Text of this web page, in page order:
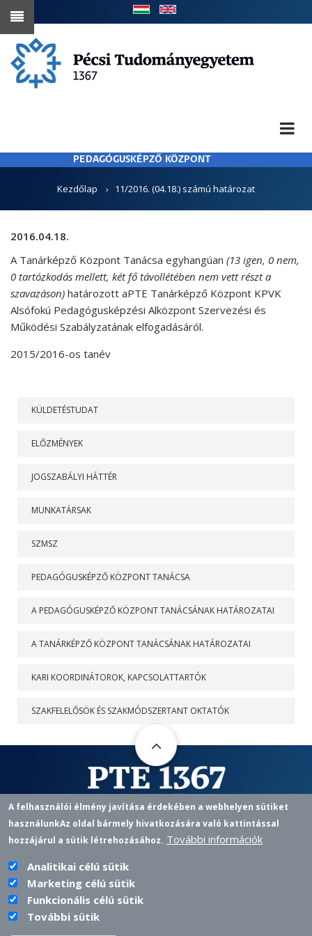
Ugrás
tartalomra
PEDAGÓGUSKÉPZŐ KÖZPONT
Kezdőlap 11/2016. (04.18.) számú határozat
2016.04.18.
A Tanárképző Központ Tanácsa egyhangúan (13 igen, 0 nem,
0 tartózkodás mellett, két fő távollétében nem vett részt a
szavazáson) határozott aPTE Tanárképző Központ KPVK
Alsófokú Pedagógusképzési Alközpont Szervezési és
Működési Szabályzatának elfogadásáról.
2015/2016-os tanév
KÜLDETÉSTUDAT
ELŐZMÉNYEK
JOGSZABÁLYI HÁTTÉR
MUNKATÁRSAK
SZMSZ
PEDAGÓGUSKÉPZŐ KÖZPONT TANÁCSA
A PEDAGÓGUSKÉPZŐ KÖZPONT TANÁCSÁNAK HATÁROZATAI
A TANÁRKÉPZŐ KÖZPONT TANÁCSÁNAK HATÁROZATAI
KARI KOORDINÁTOROK, KAPCSOLATTARTÓK
SZAKFELELŐSÖK ÉS SZAKMÓDSZERTANT OKTATÓK
Pedagógusképző Központ
7622 PÉCS, VASVÁRI P. U. 4.
A felhasználói élmény javítása érdekében a webhelyen sütiket
használunkAz oldal bármely hivatkozására való kattintással
hozzájárul a sütik létrehozásához. További információk
Analitikai célú sütik
Marketing célú sütik
Funkcionális célú sütik
További sütik